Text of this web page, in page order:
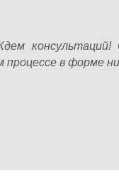
процессе в форме